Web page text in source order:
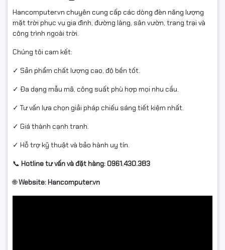
Hancomputer.vn chuyên cung cấp các dòng đèn năng lượng
mặt trời phục vụ gia đình, đường làng, sân vườn, trang trại và
công trình ngoài trời.
Chúng tôi cam kết:
✓ Sản phẩm chất lượng cao, độ bền tốt.
✓ Đa dạng mẫu mã, công suất phù hợp mọi nhu cầu.
✓ Tư vấn lựa chọn giải pháp chiếu sáng tiết kiệm nhất.
✓ Giá thành cạnh tranh.
✓ Hỗ trợ kỹ thuật và bảo hành uy tín.
📞 Hotline tư vấn và đặt hàng: 0961.430.383
🌐Website: Hancomputer.vn